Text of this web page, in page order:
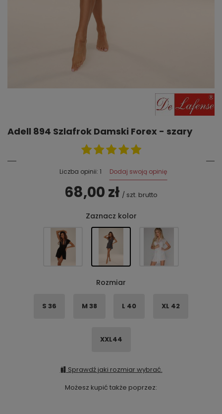
Adell 894 Szlafrok Damski Forex - szary
Liczba opinii: 1 Dodaj swoją opinię
68,00 zł / szt. brutto
Zaznacz kolor
Rozmiar
S 36 M 38 L 40 XL 42
XXL44
Sprawdź jaki rozmiar wybrać.
Możesz kupić także poprzez: